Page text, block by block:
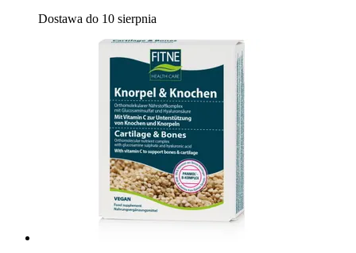
Dostawa do 10 sierpnia